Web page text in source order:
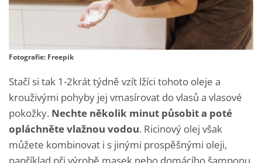
Fotografie: Freepik
Stačí si tak 1-2krát týdně vzít lžíci tohoto oleje a
krouživými pohyby jej vmasírovat do vlasů a vlasové
pokožky. Nechte několik minut působit a poté
opláchněte vlažnou vodou. Ricinový olej však
můžete kombinovat i s jinými prospěšnými oleji,
například při výrobě masek nebo domácího šamponu,